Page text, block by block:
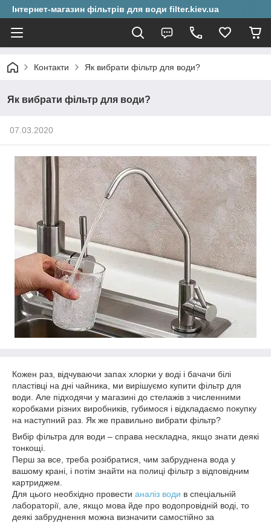
Інтернет-магазин фільтрів для води filter.kiev.ua
Контакти Як вибрати фільтр для води?
Як вибрати фільтр для води?
07.03.2020
Кожен раз, відчуваючи запах хлорки у воді і бачачи білі
пластівці на дні чайника, ми вирішуємо купити фільтр для
води. Але підходячи у магазині до стелажів з численними
коробками різних виробників, губимося і відкладаємо покупку
на наступний раз. Як же правильно вибрати фільтр?
Вибір фільтра для води – справа нескладна, якщо знати деякі
тонкощі.
Перш за все, треба розібратися, чим забруднена вода у
вашому крані, і потім знайти на полиці фільтр з відповідним
картриджем.
Для цього необхідно провести аналіз води в спеціальній
лабораторії, але, якщо мова йде про водопровідній воді, то
деякі забруднення можна визначити самостійно за